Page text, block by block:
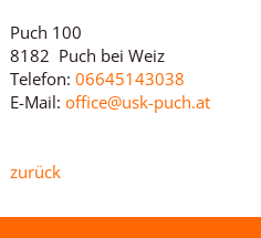
Puch 100
8182 Puch bei Weiz
Telefon: 06645143038
E-Mail: office@usk-puch.at
zurück